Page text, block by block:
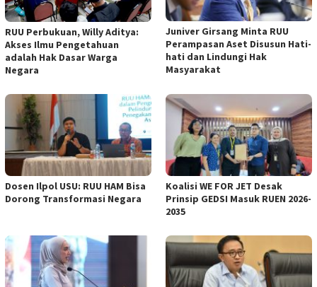
RUU Perbukuan, Willy Aditya:
Akses Ilmu Pengetahuan
adalah Hak Dasar Warga
Negara
Juniver Girsang Minta RUU
Perampasan Aset Disusun Hati-
hati dan Lindungi Hak
Masyarakat
Dosen Ilpol USU: RUU HAM Bisa
Dorong Transformasi Negara
Koalisi WE FOR JET Desak
Prinsip GEDSI Masuk RUEN 2026-
2035